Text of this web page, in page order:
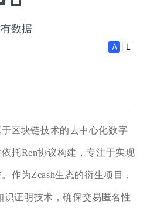
区块链技术的去中心化数字
托Ren协议构建，专注于实现
作为Zcash生态的衍生项目，
识证明技术，确保交易匿名性